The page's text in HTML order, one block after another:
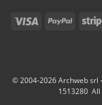
Visa PayPal
© 2004-2026 Archweb srl
1513280